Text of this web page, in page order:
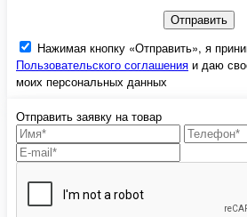
Отправить
Нажимая кнопку «Отправить», я
Пользовательского соглашения и даю
моих персональных данных
Отправить заявку на товар